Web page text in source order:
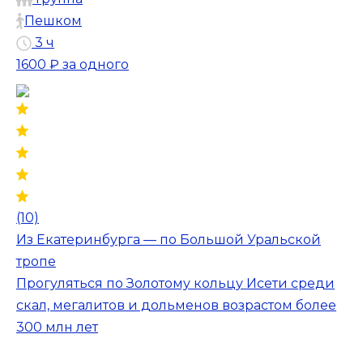
Пешком
3 ч
1600 ₽ за одного
(10)
Из Екатеринбурга — по Большой Уральской
тропе
Прогуляться по Золотому кольцу Исети среди
скал, мегалитов и дольменов возрастом более
300 млн лет